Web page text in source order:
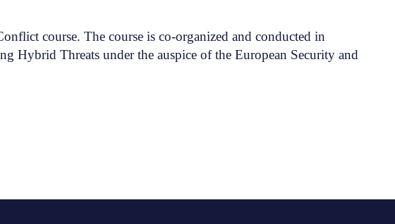
course. The course is co-organized and conducted in
Hybrid Threats under the auspice of the European Security and